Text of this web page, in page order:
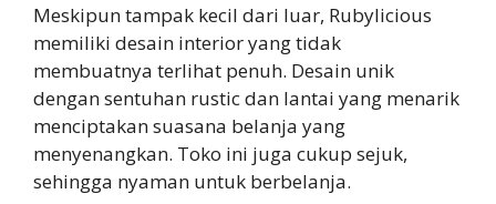
Meskipun tampak kecil dari luar, Rubylicious
memiliki desain interior yang tidak
membuatnya terlihat penuh. Desain unik
dengan sentuhan rustic dan lantai yang menarik
menciptakan suasana belanja yang
menyenangkan. Toko ini juga cukup sejuk,
sehingga nyaman untuk berbelanja.